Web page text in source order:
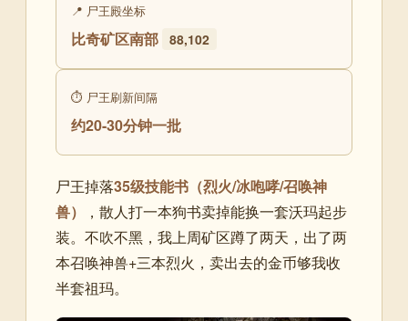
📍 尸王殿坐标
比奇矿区南部 88,102
⏱ 尸王刷新间隔
约20-30分钟一批
尸王掉落35级技能书（烈火/冰咆哮/召唤神
兽）
，散人打一本狗书卖掉能换一套沃玛起步
装。不吹不黑，我上周矿区蹲了两天，出了两
本召唤神兽+三本烈火，卖出去的金币够我收
半套祖玛。